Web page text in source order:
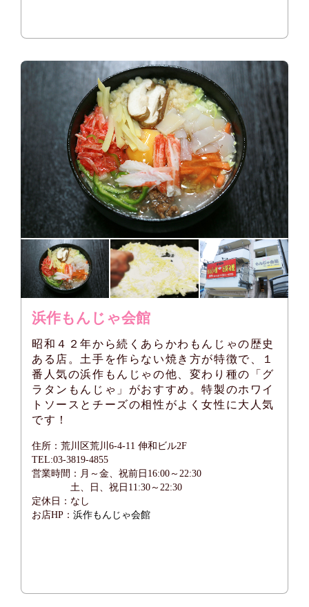
浜作もんじゃ会館
昭和４２年から続くあらかわもんじゃの歴史
ある店。土手を作らない焼き方が特徴で、１
番人気の浜作もんじゃの他、変わり種の「グ
ラタンもんじゃ」がおすすめ。特製のホワイ
トソースとチーズの相性がよく女性に大人気
です！
住所：荒川区荒川6-4-11 伸和ビル2F
TEL:03-3819-4855
営業時間：月～金、祝前日16:00～22:30
土、日、祝日11:30～22:30
定休日：なし
お店HP： 浜作もんじゃ会館